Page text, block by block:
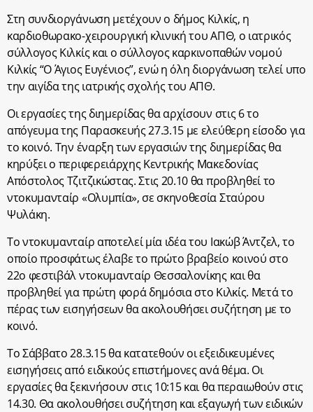
Στη συνδιοργάνωση μετέχουν ο δήμος Κιλκίς, η
καρδιοθωρακο-χειρουργική κλινική του ΑΠΘ, ο ιατρικός
σύλλογος Κιλκίς και ο σύλλογος καρκινοπαθών νομού
Κιλκίς “Ο Άγιος Ευγένιος”, ενώ η όλη διοργάνωση τελεί υπο
την αιγίδα της ιατρικής σχολής του ΑΠΘ.
Οι εργασίες της διημερίδας θα αρχίσουν στις 6 το
απόγευμα της Παρασκευής 27.3.15 με ελεύθερη είσοδο για
το κοινό. Την έναρξη των εργασιών της διημερίδας θα
κηρύξει ο περιφερειάρχης Κεντρικής Μακεδονίας
Απόστολος Τζιτζικώστας. Στις 20.10 θα προβληθεί το
ντοκυμανταίρ «Ολυμπία», σε σκηνοθεσία Σταύρου
Ψυλάκη.
Το ντοκυμανταίρ αποτελεί μία ιδέα του Ιακώβ Άντζελ, το
οποίο προσφάτως έλαβε το πρώτο βραβείο κοινού στο
22ο φεστιβάλ ντοκυμανταίρ Θεσσαλονίκης και θα
προβληθεί για πρώτη φορά δημόσια στο Κιλκίς. Μετά το
πέρας των εισηγήσεων θα ακολουθήσει συζήτηση με το
κοινό.
Το Σάββατο 28.3.15 θα κατατεθούν οι εξειδικευμένες
εισηγήσεις από ειδικούς επιστήμονες ανά θέμα. Οι
εργασίες θα ξεκινήσουν στις 10:15 και θα περαιωθούν στις
14.30. Θα ακολουθήσει συζήτηση και εξαγωγή των ειδικών